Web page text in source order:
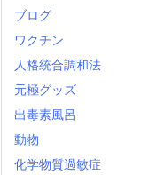
ブログ
ワクチン
人格統合調和法
元極グッズ
出毒素風呂
動物
化学物質過敏症